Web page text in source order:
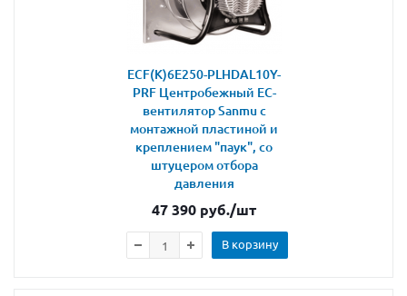
ECF(K)6E250-PLHDAL10Y-
PRF Центробежный ЕС-
вентилятор Sanmu с
монтажной пластиной и
креплением "паук", со
штуцером отбора
давления
47 390 руб./шт
В корзину